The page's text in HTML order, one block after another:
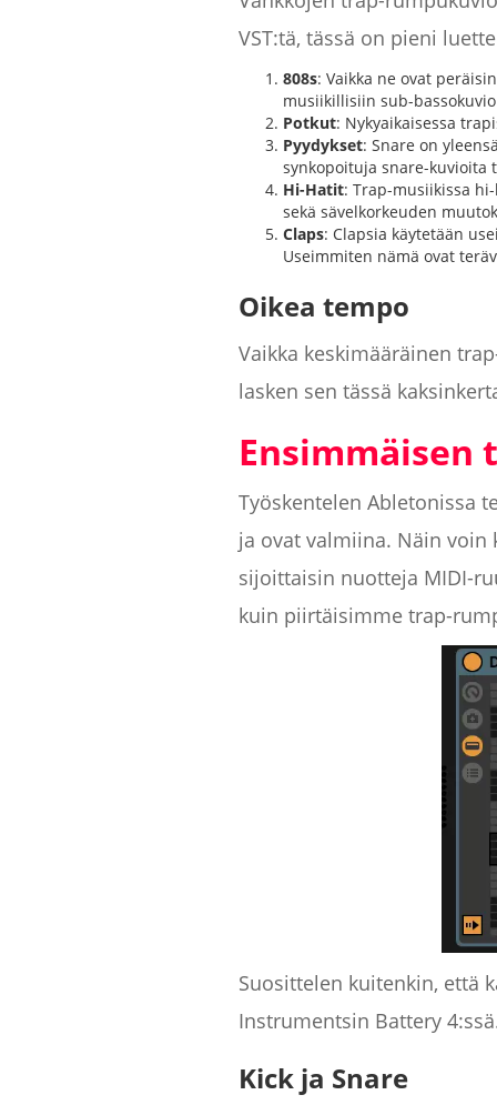
VST:tä, tässä on pieni
808s: Vaikka ne ovat
musiikillisiin sub-
Potkut: Nykyaikaisessa
Pyydykset: Snare on
synkopoituja snare-kuvioita
Hi-Hatit: Trap-musiikissa
sekä sävelkorkeuden
Claps: Clapsia käytetään
Useimmiten nämä ovat
Oikea tempo
Vaikka keskimääräinen
lasken sen tässä
Työskentelen Abletonissa
ja ovat valmiina. Näin voin
sijoittaisin nuotteja MIDI-
kuin piirtäisimme trap-
Suosittelen kuitenkin, että
Instrumentsin Battery
Kick ja Snare